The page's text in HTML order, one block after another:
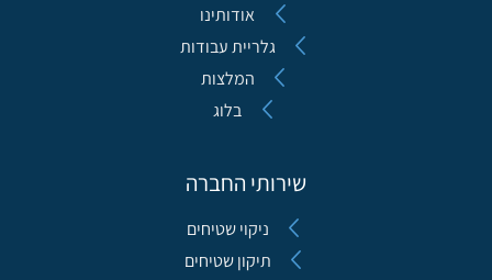
אודותינו
גלריית עבודות
המלצות
בלוג
שירותי החברה
ניקוי שטיחים
תיקון שטיחים